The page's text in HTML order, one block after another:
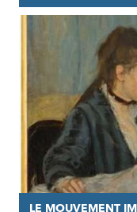
LE MOUVEMENT